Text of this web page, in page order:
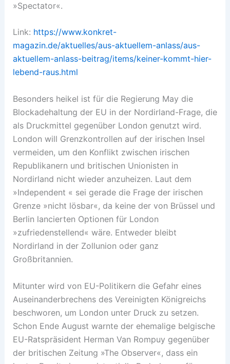
»Spectator«.
Link: https://www.konkret-
magazin.de/aktuelles/aus-aktuellem-anlass/aus-
aktuellem-anlass-beitrag/items/keiner-kommt-hier-
lebend-raus.html
Besonders heikel ist für die Regierung May die
Blockadehaltung der EU in der Nordirland-Frage, die
als Druckmittel gegenüber London genutzt wird.
London will Grenzkontrollen auf der irischen Insel
vermeiden, um den Konflikt zwischen irischen
Republikanern und britischen Unionisten in
Nordirland nicht wieder anzuheizen. Laut dem
»Independent « sei gerade die Frage der irischen
Grenze »nicht lösbar«, da keine der von Brüssel und
Berlin lancierten Optionen für London
»zufriedenstellend« wäre. Entweder bleibt
Nordirland in der Zollunion oder ganz
Großbritannien.
Mitunter wird von EU-Politikern die Gefahr eines
Auseinanderbrechens des Vereinigten Königreichs
beschworen, um London unter Druck zu setzen.
Schon Ende August warnte der ehemalige belgische
EU-Ratspräsident Herman Van Rompuy gegenüber
der britischen Zeitung »The Observer«, dass ein